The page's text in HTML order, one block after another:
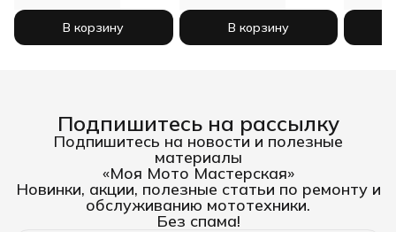
В корзину В корзину
Подпишитесь на рассылку
Подпишитесь на новости и полезные
материалы
«Моя Мото Мастерская»
Новинки, акции, полезные статьи по ремонту и
обслуживанию мототехники.
Без спама!